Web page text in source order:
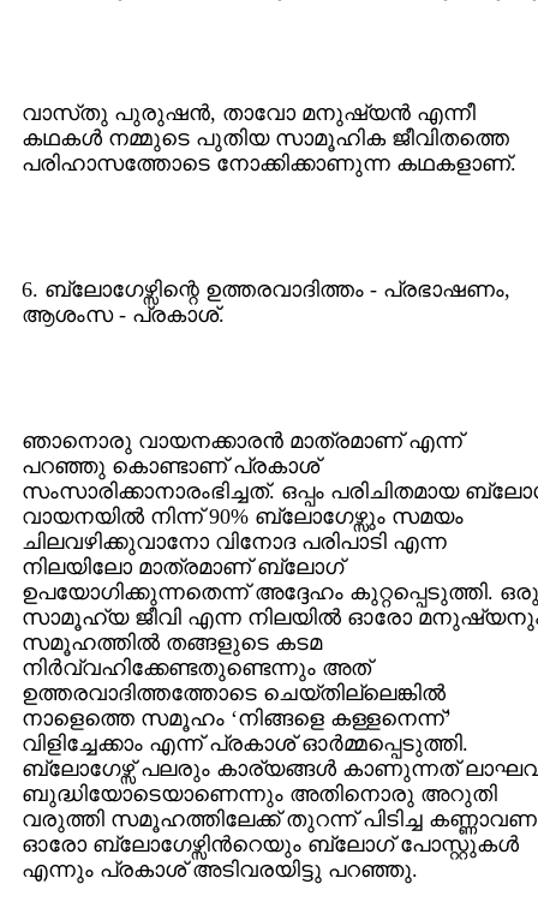
വാസ്‌തു പുരുഷന്‍, താവോ മനുഷ്യന്‍ എന്നീ
കഥകള്‍ നമ്മുടെ പുതിയ സാമൂഹിക ജീവിതത്തെ
പരിഹാസത്തോടെ നോക്കിക്കാണുന്ന കഥകളാണ്‌.
6. ബ്ലോഗേഴ്സിന്റെ ഉത്തരവാദിത്തം - പ്രഭാഷണം,
ആശംസ - പ്രകാശ്.
ഞാനൊരു വായനക്കാരന്‍ മാത്രമാണ് എന്ന്
പറഞ്ഞു കൊണ്ടാണ് പ്രകാശ്
സംസാരിക്കാനാരംഭിച്ചത്. ഒപ്പം പരിചിതമായ
വായനയില്‍ നിന്ന് 90% ബ്ലോഗേഴ്സും സമയം
ചിലവഴിക്കുവാനോ വിനോദ പരിപാടി എന്ന
നിലയിലോ മാത്രമാണ് ബ്ലോഗ്
ഉപയോഗിക്കുന്നതെന്ന് അദ്ദേഹം കുറ്റപ്പെടുത്തി. ഒരു
സാമൂഹ്യ ജീവി എന്ന നിലയില്‍ ഓരോ
സമൂഹത്തില്‍ തങ്ങളുടെ കടമ
നിര്‍വ്വഹിക്കേണ്ടതുണ്ടെന്നും അത്
ഉത്തരവാദിത്തത്തോടെ ചെയ്തില്ലെങ്കില്‍
നാളെത്തെ സമൂഹം ‘നിങ്ങളെ കള്ളനെന്ന്’
വിളിച്ചേക്കാം എന്ന് പ്രകാശ് ഓര്‍മ്മപ്പെടുത്തി.
ബ്ലോഗേഴ്സ് പലരും കാര്യങ്ങള്‍ കാണുന്നത്
ബുദ്ധിയോടെയാണെന്നും അതിനൊരു അറുതി
വരുത്തി സമൂഹത്തിലേക്ക് തുറന്ന് പിടിച്ച
ഓരോ ബ്ലോഗേഴ്സിന്‍റെയും ബ്ലോഗ് പോസ്റ്റുകള്‍
എന്നും പ്രകാശ് അടിവരയിട്ടു പറഞ്ഞു.